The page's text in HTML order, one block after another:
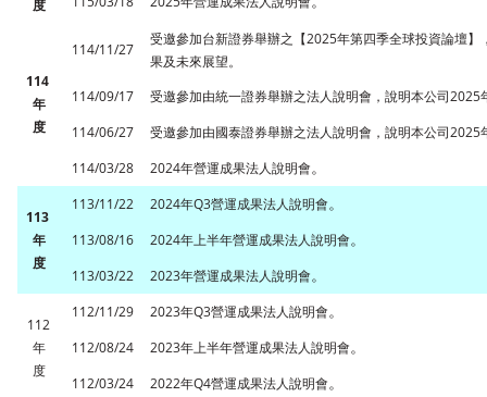
度
114
年
度
114/11/27
受邀參加台新證券舉辦之【2025年第四季全球投資論壇
果及未來展望。
114/09/17
受邀參加由統一證券舉辦之法人說明會，說明本公司2025
114/06/27
受邀參加由國泰證券舉辦之法人說明會，說明本公司2025
114/03/28
2024年營運成果法人說明會。
113
年
度
113/11/22 2024年Q3營運成果法人說明會。
113/08/16 2024年上半年營運成果法人說明會。
113/03/22 2023年營運成果法人說明會。
112
年
度
112/11/29 2023年Q3營運成果法人說明會。
112/08/24 2023年上半年營運成果法人說明會。
112/03/24 2022年Q4營運成果法人說明會。